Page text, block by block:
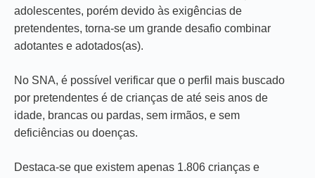
adolescentes, porém devido às exigências de
pretendentes, torna-se um grande desafio combinar
adotantes e adotados(as).
No SNA, é possível verificar que o perfil mais buscado
por pretendentes é de crianças de até seis anos de
idade, brancas ou pardas, sem irmãos, e sem
deficiências ou doenças.
Destaca-se que existem apenas 1.806 crianças e